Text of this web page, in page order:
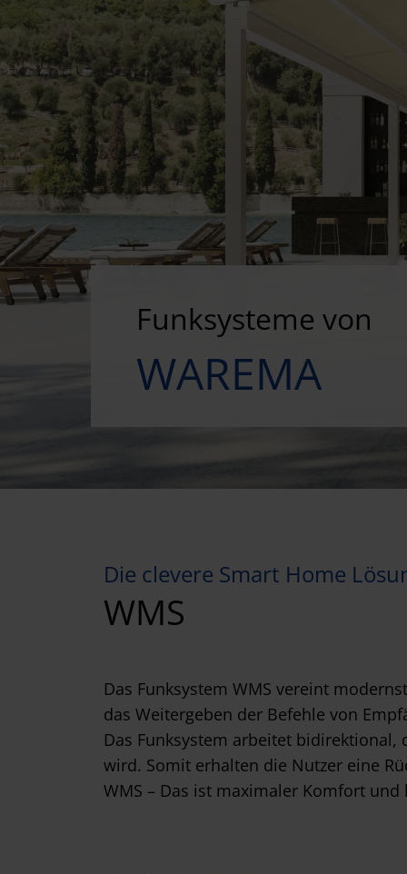
Funksysteme von
WAREMA
Die clevere Smart Home
WMS
Das Funksystem WMS vereint
das Weitergeben der Befehle von
Das Funksystem arbeitet
wird. Somit erhalten die Nutzer eine
WMS – Das ist maximaler Komfort